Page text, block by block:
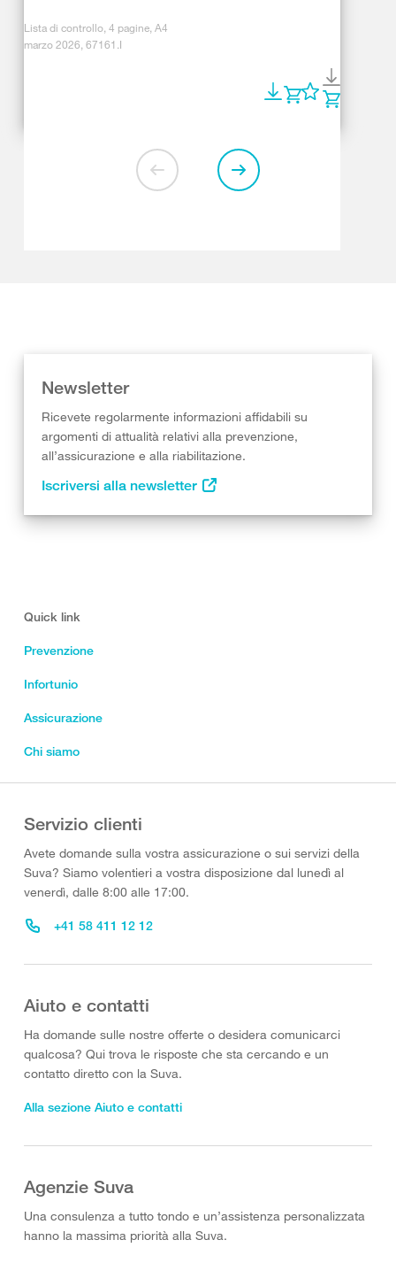
Lista di controllo, 4 pagine, A4
marzo 2026, 67161.I
Newsletter
Ricevete regolarmente informazioni affidabili su
argomenti di attualità relativi alla prevenzione,
all’assicurazione e alla riabilitazione.
Iscriversi alla newsletter
Quick link
Prevenzione
Infortunio
Assicurazione
Chi siamo
Servizio clienti
Avete domande sulla vostra assicurazione o sui servizi della
Suva? Siamo volentieri a vostra disposizione dal lunedì al
venerdì, dalle 8:00 alle 17:00.
+41 58 411 12 12
Aiuto e contatti
Ha domande sulle nostre offerte o desidera comunicarci
qualcosa? Qui trova le risposte che sta cercando e un
contatto diretto con la Suva.
Alla sezione Aiuto e contatti
Agenzie Suva
Una consulenza a tutto tondo e un’assistenza personalizzata
hanno la massima priorità alla Suva.